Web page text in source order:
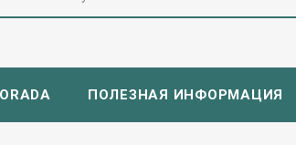
ПОЛЕЗНАЯ ИНФОРМАЦИЯ